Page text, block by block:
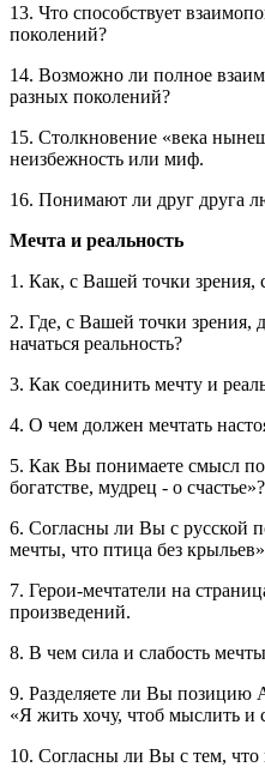
13. Что способствует
поколений?
14. Возможно ли полное
разных поколений?
15. Столкновение «века
неизбежность или миф.
16. Понимают ли друг друга
Мечта и реальность
1. Как, с Вашей точки зрения,
2. Где, с Вашей точки зрения,
начаться реальность?
3. Как соединить мечту и
4. О чем должен мечтать
5. Как Вы понимаете смысл
богатстве, мудрец - о счастье»?
6. Согласны ли Вы с русской
мечты, что птица без
7. Герои-мечтатели на
произведений.
8. В чем сила и слабость
9. Разделяете ли Вы
«Я жить хочу, чтоб мыслить и
10. Согласны ли Вы с тем, что